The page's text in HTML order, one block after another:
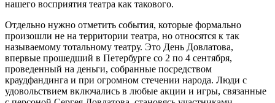
нашего восприятия театра как такового.
Отдельно нужно отметить события, которые формально
произошли не на территории театра, но относятся к так
называемому тотальному театру. Это День Довлатова,
впервые прошедший в Петербурге со 2 по 4 сентября,
проведенный на деньги, собранные посредством
краудфандинга и при огромном стечении народа. Люди с
удовольствием включались в любые акции и игры, связанные